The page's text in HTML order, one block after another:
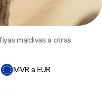
maldivas a otras
MVR a EUR